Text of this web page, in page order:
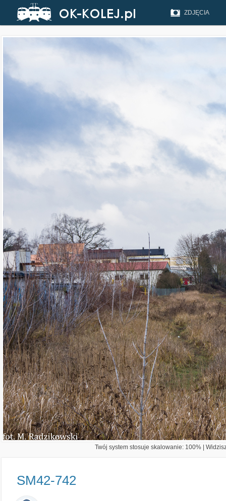
ZDJĘCIA
Twój system stosuje skalowanie: 100% |
SM42-742